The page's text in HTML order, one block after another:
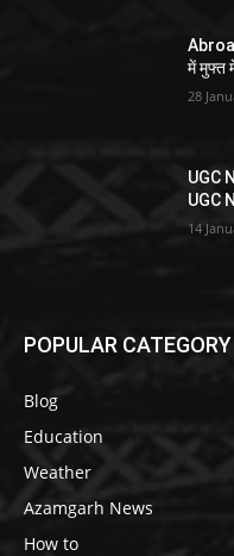
में मुफ्त
28
UGC
UGC
14
POPULAR CATEGORY
Blog
Education
Weather
Azamgarh News
How to